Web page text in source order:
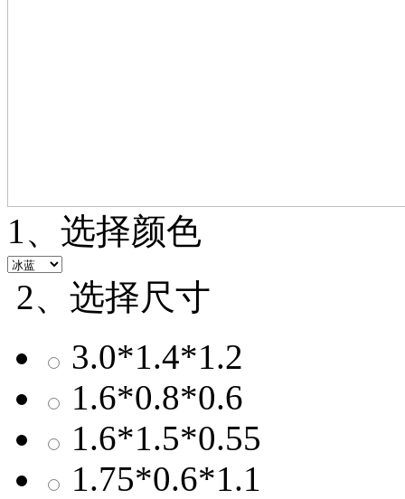
1、选择颜色
2、选择尺寸
3.0*1.4*1.2
1.6*0.8*0.6
1.6*1.5*0.55
1.75*0.6*1.1